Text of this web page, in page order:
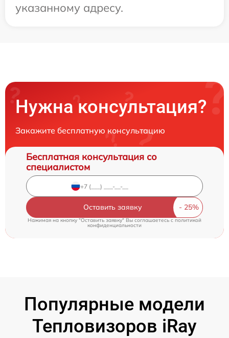
указанному адресу.
Нужна консультация?
Закажите бесплатную консультацию
Бесплатная консультация со
специалистом
Оставить заявку
Нажимая на кнопку "Оставить заявку" Вы соглашаетесь cполитикой
конфиденциальности
Популярные модели
Тепловизоров iRay